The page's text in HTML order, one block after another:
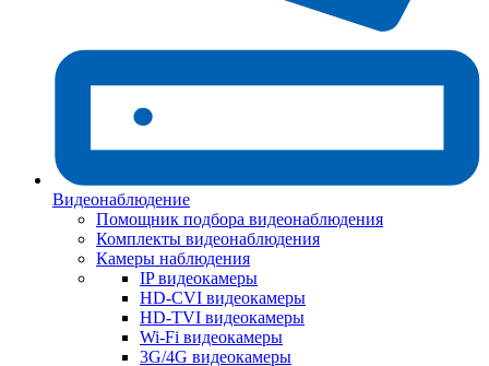
Видеонаблюдение
Помощник подбора видеонаблюдения
Комплекты видеонаблюдения
Камеры наблюдения
IP видеокамеры
HD-CVI видеокамеры
HD-TVI видеокамеры
Wi-Fi видеокамеры
3G/4G видеокамеры